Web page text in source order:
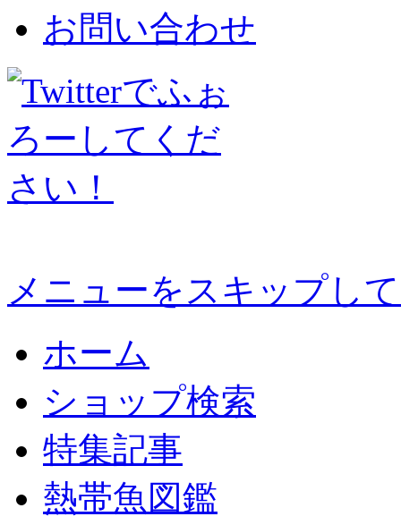
お問い合わせ
メニューをスキップし
ホーム
ショップ検索
特集記事
熱帯魚図鑑